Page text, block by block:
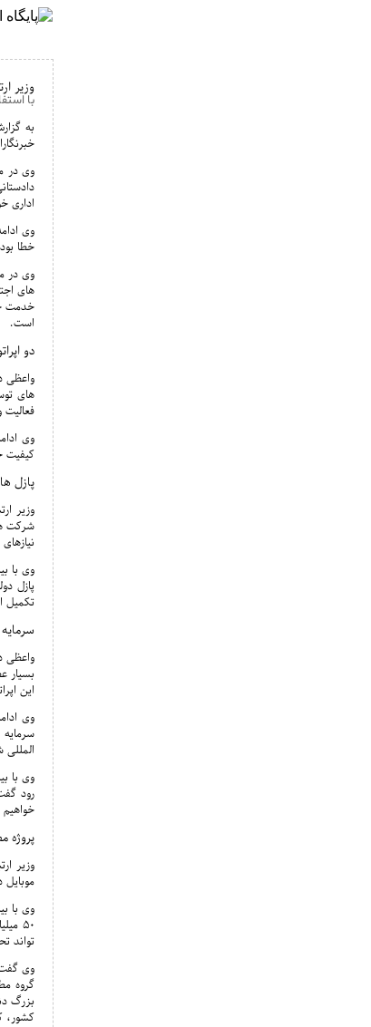
وزیر
با
وی در
اداری
وی
خطا
وی در
خدمت
است.
دو
واعظی
های
وی
کیفیت
پازل
وزیر
شرکت
وی با
پازل
تکمیل
واعظی
بسیار
این
وی با
رود
خواهیم
پروژه
وزیر
موبایل
۵۰
تواند
وی
گروه
بزرگ
کشور،